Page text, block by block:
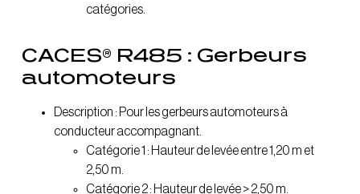
catégories.
CACES® R485 : Gerbeurs
automoteurs
Description : Pour les gerbeurs automoteurs à
conducteur accompagnant.
Catégorie 1 : Hauteur de levée entre 1,20 m et
2,50 m.
Catégorie 2 : Hauteur de levée > 2,50 m.